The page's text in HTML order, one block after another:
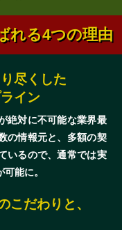
れる4つの理由
尽くした
イン
絶対に不可能な業界最
の情報元と、多額の契
いるので、通常では実
能に。
こだわりと、